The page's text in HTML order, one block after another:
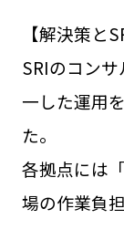
【解決策と
SRIのコン
一した運用
た。
各拠点には
場の作業負